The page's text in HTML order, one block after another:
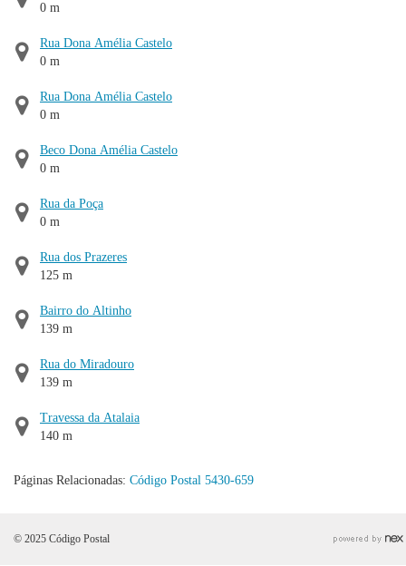
0 m
Rua Dona Amélia Castelo
0 m
Rua Dona Amélia Castelo
0 m
Beco Dona Amélia Castelo
0 m
Rua da Poça
0 m
Rua dos Prazeres
125 m
Bairro do Altinho
139 m
Rua do Miradouro
139 m
Travessa da Atalaia
140 m
Páginas Relacionadas: Código Postal 5430-659
© 2025 Código Postal